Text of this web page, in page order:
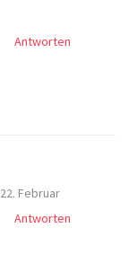
Antworten
22. Februar
Antworten